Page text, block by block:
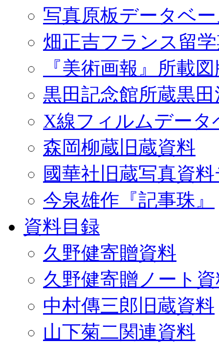
写真原板データベ
畑正吉フランス留
『美術画報』所載
黒田記念館所蔵黒
X線フィルムデータ
森岡柳蔵旧蔵資料
國華社旧蔵写真資
今泉雄作『記事珠』
資料目録
久野健寄贈資料
久野健寄贈ノート
中村傳三郎旧蔵資料
山下菊二関連資料